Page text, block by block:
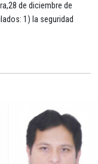
de diciembre de
1) la seguridad